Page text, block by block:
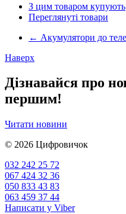
З цим товаром купують
Переглянуті товари
← Акумулятори до
Наверх
Дізнавайся про
першим!
Читати новини
© 2026 Цифровичок
032 242 25 72
067 424 32 36
050 833 43 83
063 459 37 44
Написати у Viber